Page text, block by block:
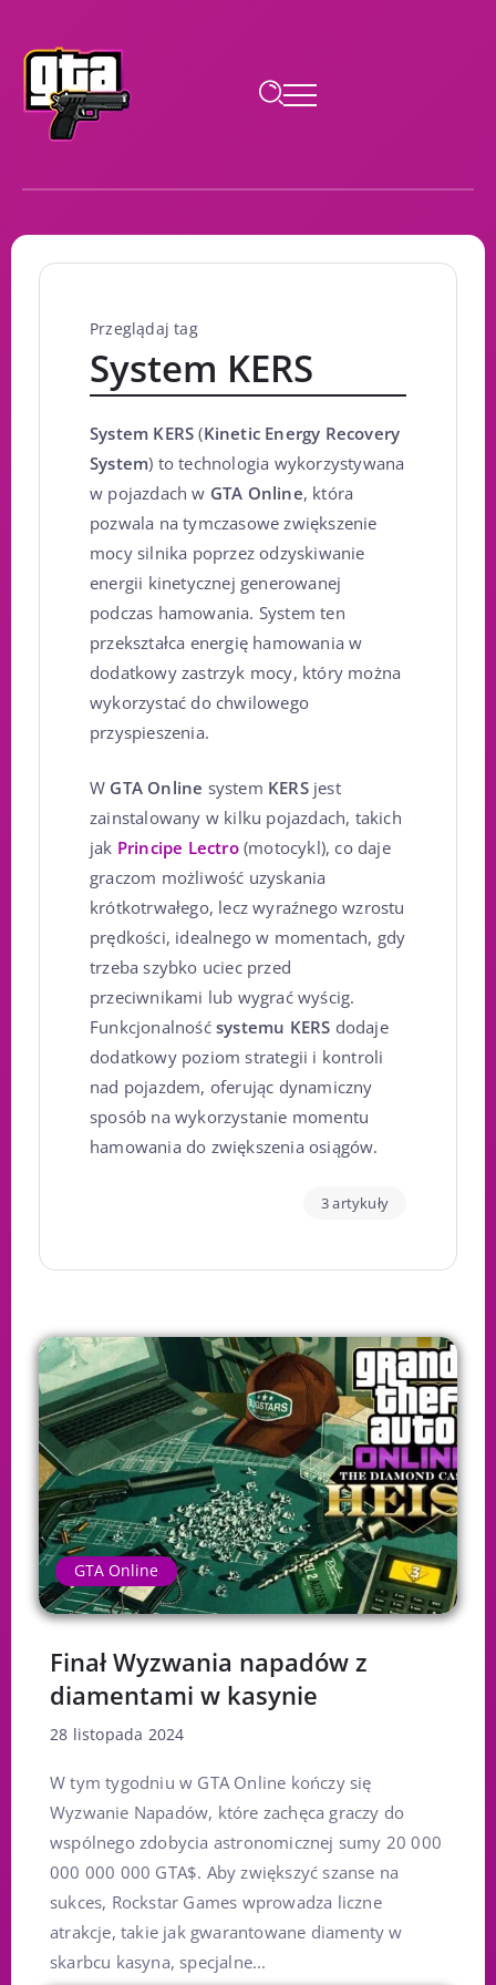
Przeglądaj tag
System KERS
System KERS (Kinetic Energy Recovery
System) to technologia wykorzystywana
w pojazdach w GTA Online, która
pozwala na tymczasowe zwiększenie
mocy silnika poprzez odzyskiwanie
energii kinetycznej generowanej
podczas hamowania. System ten
przekształca energię hamowania w
dodatkowy zastrzyk mocy, który można
wykorzystać do chwilowego
przyspieszenia.
W GTA Online system KERSjest
zainstalowany w kilku pojazdach, takich
jak Principe Lectro(motocykl), co daje
graczom możliwość uzyskania
krótkotrwałego, lecz wyraźnego wzrostu
prędkości, idealnego w momentach, gdy
trzeba szybko uciec przed
przeciwnikami lub wygrać wyścig.
Funkcjonalność systemu KERS dodaje
dodatkowy poziom strategii i kontroli
nad pojazdem, oferując dynamiczny
sposób na wykorzystanie momentu
hamowania do zwiększenia osiągów.
3 artykuły
GTA Online
Finał Wyzwania napadów z
diamentami w kasynie
28 listopada 2024
W tym tygodniu w GTA Online kończy się
Wyzwanie Napadów, które zachęca graczy do
wspólnego zdobycia astronomicznej sumy 20 000
000 000 000 GTA$. Aby zwiększyć szanse na
sukces, Rockstar Games wprowadza liczne
atrakcje, takie jak gwarantowane diamenty w
skarbcu kasyna, specjalne...